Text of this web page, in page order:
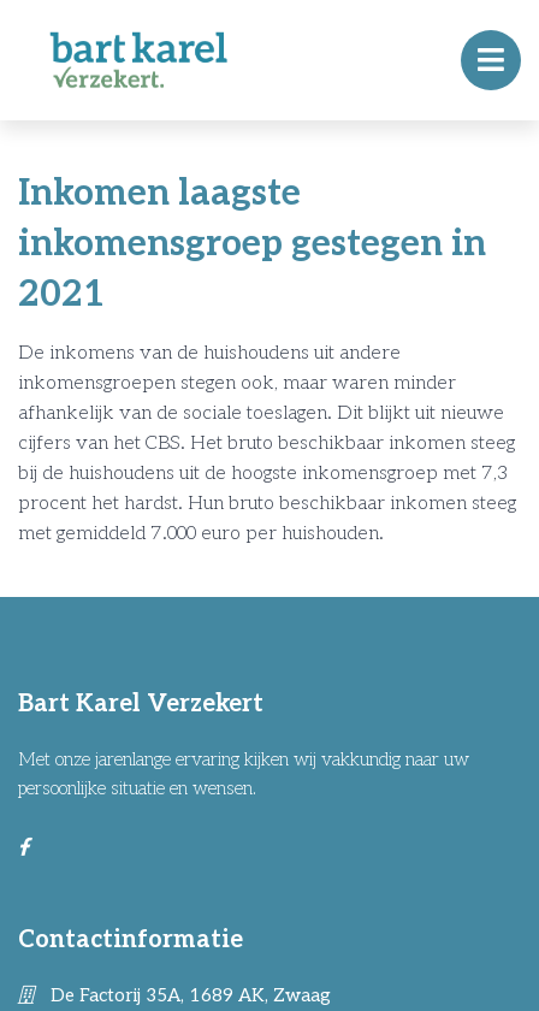
Inkomen laagste
inkomensgroep gestegen in
2021
De inkomens van de huishoudens uit andere
inkomensgroepen stegen ook, maar waren minder
afhankelijk van de sociale toeslagen. Dit blijkt uit nieuwe
cijfers van het CBS. Het bruto beschikbaar inkomen steeg
bij de huishoudens uit de hoogste inkomensgroep met 7,3
procent het hardst. Hun bruto beschikbaar inkomen steeg
met gemiddeld 7.000 euro per huishouden.
Bart Karel Verzekert
Met onze jarenlange ervaring kijken wij vakkundig naar uw
persoonlijke situatie en wensen.
Contactinformatie
De Factorij 35A, 1689 AK, Zwaag